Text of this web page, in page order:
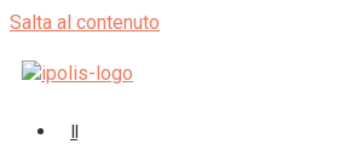
Salta al contenuto
Il